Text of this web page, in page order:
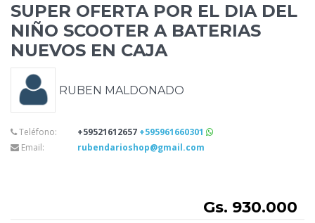
SUPER OFERTA POR EL DIA DEL
NIÑO SCOOTER A BATERIAS
NUEVOS EN CAJA
RUBEN MALDONADO
Teléfono: +59521612657 +595961660301
Email:
rubendarioshop@gmail.com
Gs. 930.000